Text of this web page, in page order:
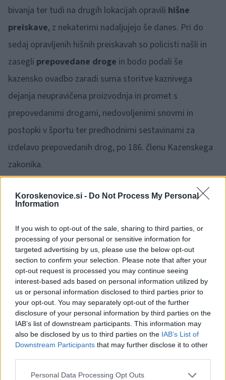
Koroskenovice.si - Do Not Process My Personal
Information
If you wish to opt-out of the sale, sharing to third parties, or
processing of your personal or sensitive information for
targeted advertising by us, please use the below opt-out
section to confirm your selection. Please note that after your
opt-out request is processed you may continue seeing
interest-based ads based on personal information utilized by
us or personal information disclosed to third parties prior to
your opt-out. You may separately opt-out of the further
disclosure of your personal information by third parties on the
IAB’s list of downstream participants. This information may
also be disclosed by us to third parties on the IAB’s List of
Downstream Participants that may further disclose it to other
Please note that this website/app uses one or more Google
Personal Data Processing Opt Outs
bivanja ter tudi na drugih lokacijah opravili hišne
preiskave, z nekaterimi nadaljujejo še danes. Pri do
sedaj opravljenih hišnih preiskavah so policisti našli in
zasegli prepovedane droge in bodo podali še
kazensko ovadbo zaradi suma storitve kaznivega
dejanja neupravičena proizvodnja in promet s
prepovedanimi drogami, nedovoljenimi snovmi in
postopki v športu ter predhodnimi sestavinami za
izdelavo prepovedanih drog, po 186. členu Kazenskega
zakonika.
Prav tako bosta ovadena tudi zaradi suma storitve
surovo ravnanje, po 192. členu Kazenskega zakonika.
V preteklosti so obe osebi že obravnavali.
Eno osebo so policisti obravnavali zaradi večkaznivih
dejanjs področjapremoženjske kriminaliteteter
tudikaznivih dejanj z elementi nasilja.
Drugo osebo so obravnavali zaradi suma storitve